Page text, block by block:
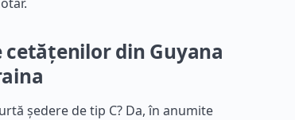
din Guyana
ședere de tip C? Da, în anumite